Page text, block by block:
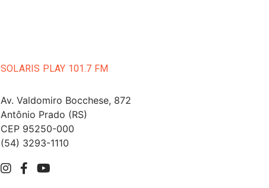
SOLARIS PLAY 101.7 FM
Av. Valdomiro Bocchese, 872
Antônio Prado (RS)
CEP 95250-000
(54) 3293-1110